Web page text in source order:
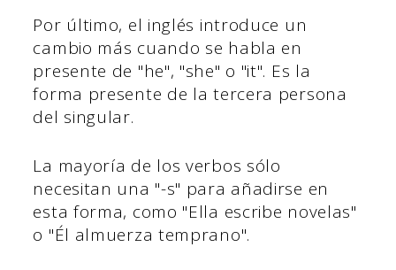
Por último, el inglés introduce un
cambio más cuando se habla en
presente de "he", "she" o "it". Es la
forma presente de la tercera persona
del singular.
La mayoría de los verbos sólo
necesitan una "-s" para añadirse en
esta forma, como "Ella escribe novelas"
o "Él almuerza temprano".